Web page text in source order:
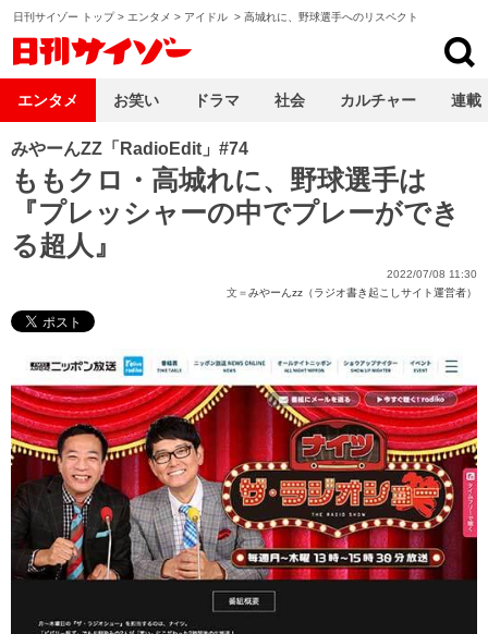
日刊サイゾー トップ> エンタメ > アイドル > 高城れに、野球選手へのリスペクト
みやーんZZ「RadioEdit」#74
ももクロ・高城れに、野球選手は
『プレッシャーの中でプレーができ
る超人』
2022/07/08 11:30
文＝みやーんzz（ラジオ書き起こしサイト運営者）
エンタメ お笑い ドラマ 社会 カルチャー 連載